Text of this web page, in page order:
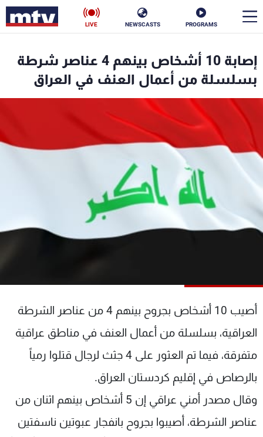
PROGRAMS
NEWSCASTS
LIVE
إصابة 10 أشخاص بينهم 4 عناصر شرطة
بسلسلة من أعمال العنف في العراق
أصيب 10 أشخاص بجروح بينهم 4 من عناصر الشرطة
العراقية، بسلسلة من أعمال العنف في مناطق عراقية
متفرقة، فيما تم العثور على 4 جثث لرجال قتلوا رمياً
بالرصاص في إقليم كردستان العراق.
وقال مصدر أمني عراقي إن 5 أشخاص بينهم اثنان من
عناصر الشرطة، أصيبوا بجروح بانفجار عبوتين ناسفتين
الأخبار
سياسة
إقتصاد
منوعات
كأس العالم
عن MTV
الإنـتـاج
لاعلاناتكم
وظائف
تواصل معنا
شروط الإسـتخدام